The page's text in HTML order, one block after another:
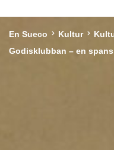
En Sueco Kultur
Godisklubban – en